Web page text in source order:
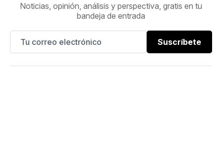
Noticias, opinión, análisis y perspectiva, gratis en tu
bandeja de entrada
Suscríbete